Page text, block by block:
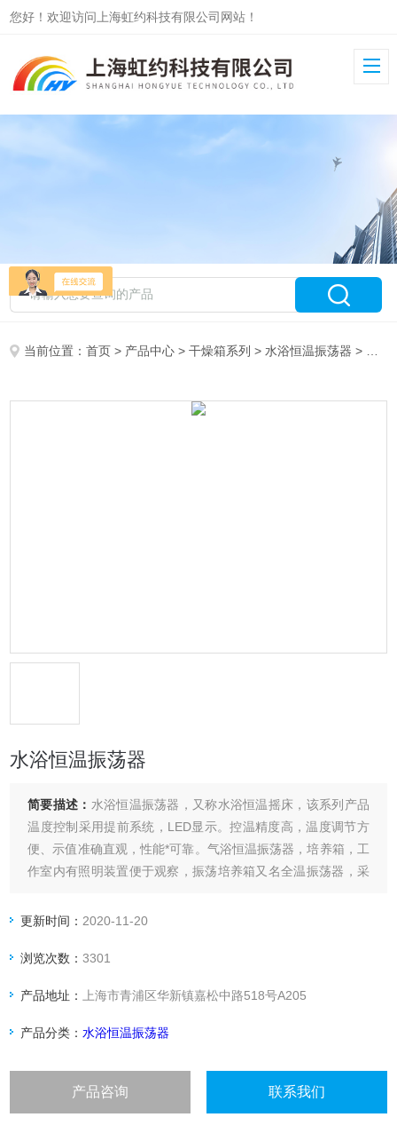
您好！欢迎访问上海虹约科技有限公司网站！
当前位置：首页 > 产品中心 >干燥箱系列 > 水浴恒温振荡器 > HZS-HA水浴恒温振荡器
水浴恒温振荡器
简要描述： 水浴恒温振荡器，又称水浴恒温摇床，该系列产品
温度控制采用提前系统，LED显示。控温精度高，温度调节方
便、示值准确直观，性能*可靠。气浴恒温振荡器，培养箱，工
作室内有照明装置便于观察，振荡培养箱又名全温振荡器，采
空气对流，温度分布更加均匀
更新时间： 2020-11-20
浏览次数：3301
产品地址： 上海市青浦区华新镇嘉松中路518号A205
产品分类：水浴恒温振荡器
产品咨询 联系我们